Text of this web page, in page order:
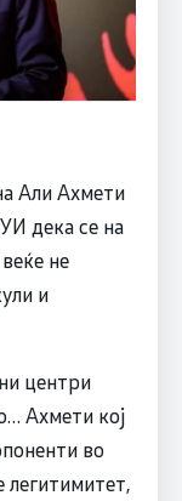
Али Ахмети
дека се на
не
и
центри
Ахмети кој
во
легитимитет,